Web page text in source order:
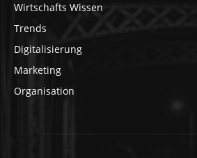
Wirtschafts Wissen
Trends
Digitalisierung
Marketing
Organisation